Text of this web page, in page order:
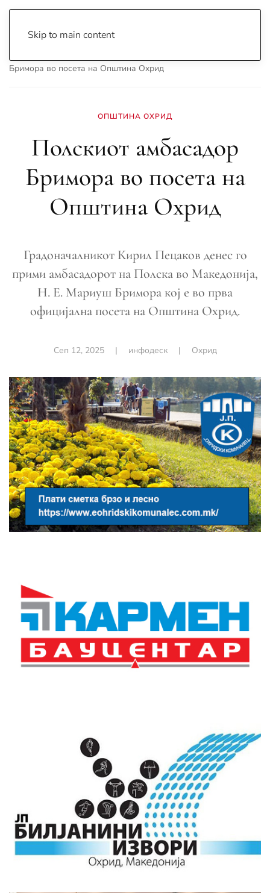
Skip to main content
Бримора во посета на Општина Охрид
ОПШТИНА ОХРИД
Полскиот амбасадор
Бримора во посета на
Општина Охрид
Градоначалникот Кирил Пецаков денес го
прими амбасадорот на Полска во Македонија,
Н. Е. Мариуш Бримора кој е во прва
официјална посета на Општина Охрид.
Сеп 12, 2025| инфодеск| Охрид